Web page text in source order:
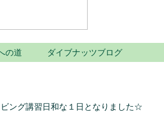
への道 ダイブナッツブログ
ング講習日和な１日となりました☆